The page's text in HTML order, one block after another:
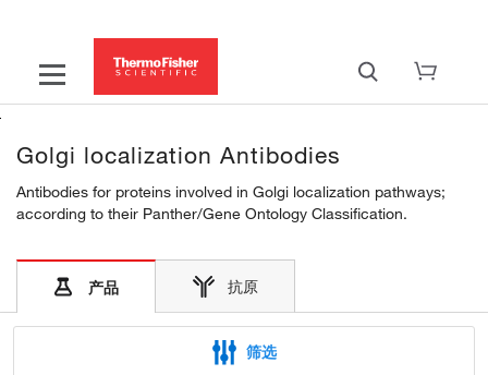
Golgi localization Antibodies
Antibodies for proteins involved in Golgi localization pathways;
according to their Panther/Gene Ontology Classification.
产品 抗原
筛选